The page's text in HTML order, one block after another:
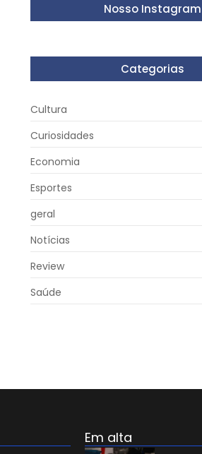
Nosso Instagram
Categorias
Cultura
Curiosidades
Economia
Esportes
geral
Notícias
Review
Saúde
Em alta